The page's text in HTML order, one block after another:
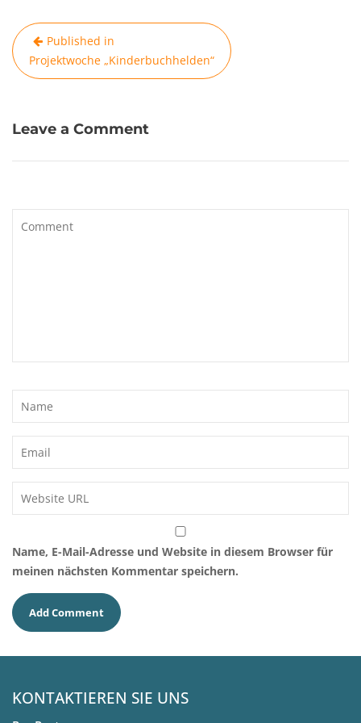
Beitragsnavigation
Published in
Projektwoche „Kinderbuchhelden“
Leave a Comment
Name, E-Mail-Adresse und Website in diesem Browser für
meinen nächsten Kommentar speichern.
KONTAKTIEREN SIE UNS